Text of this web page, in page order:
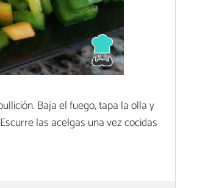
Baja el fuego, tapa la olla y
las acelgas una vez cocidas